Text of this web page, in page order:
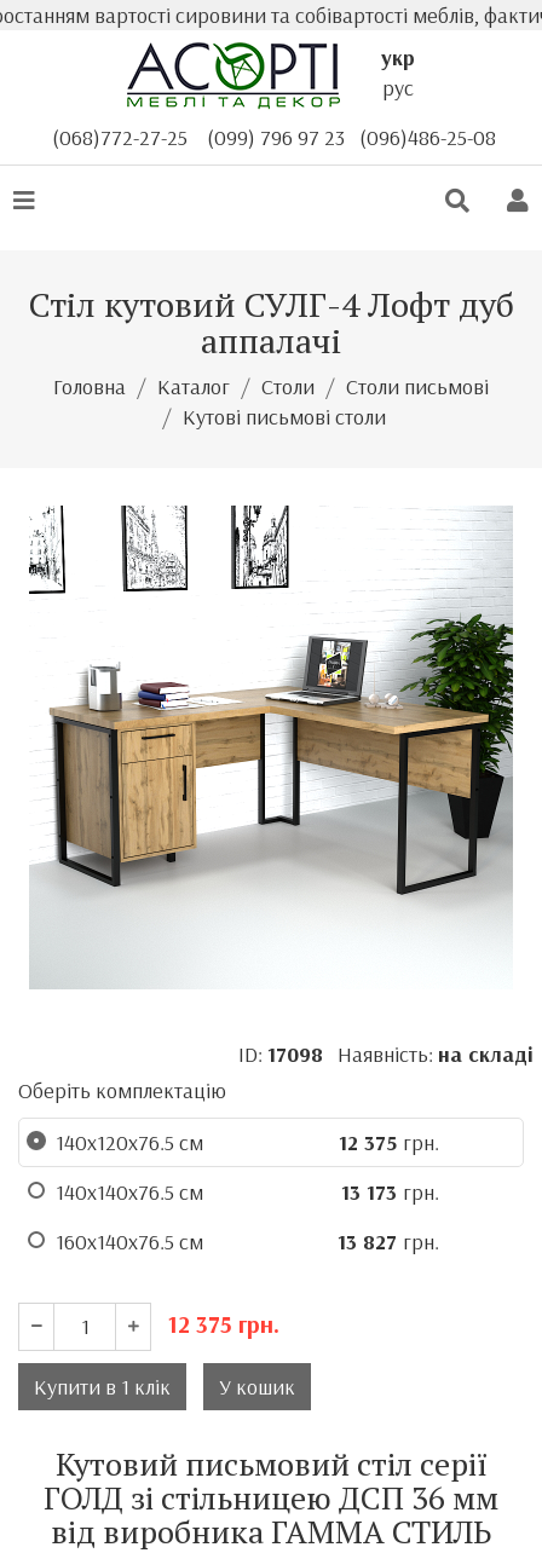
вартості сировини та собівартості меблів,
укр
рус
(068)772-27-25
(099) 796 97 23 (096)486-25-08
Стіл кутовий СУЛГ-4 Лофт дуб
аппалачі
Головна Каталог Столи
Столи письмові
Кутові письмові столи
ID: 17098 Наявність: на складі
Оберіть комплектацію
140х120х76.5 см
12 375 грн.
140х140х76.5 см
13 173 грн.
160х140х76.5 см
13 827 грн.
12 375 грн.
Купити в 1 клік У кошик
Кутовий письмовий стіл серії
ГОЛД зі стільницею ДСП 36 мм
від виробника ГАММА СТИЛЬ